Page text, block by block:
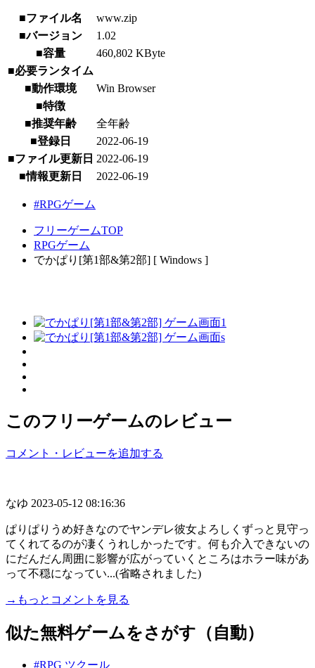
■ファイル名
www.zip
■バージョン
1.02
■容量
460,802 KByte
■必要ランタイム
■動作環境
Win Browser
■特徴
■推奨年齢
全年齢
■登録日
2022-06-19
■ファイル更新日 2022-06-19
■情報更新日
2022-06-19
#RPGゲーム
フリーゲームTOP
RPGゲーム
でかぱり[第1部&第2部] [ Windows ]
このフリーゲームのレビュー
コメント・レビューを追加する
なゆ 2023-05-12 08:16:36
ぱりぱりうめ好きなのでヤンデレ彼女よろしくずっと見守っ
てくれてるのが凄くうれしかったです。何も介入できないの
にだんだん周囲に影響が広がっていくところはホラー味があ
って不穏になってい...(省略されました)
→もっとコメントを見る
似た無料ゲームをさがす（自動）
#RPG ツクール